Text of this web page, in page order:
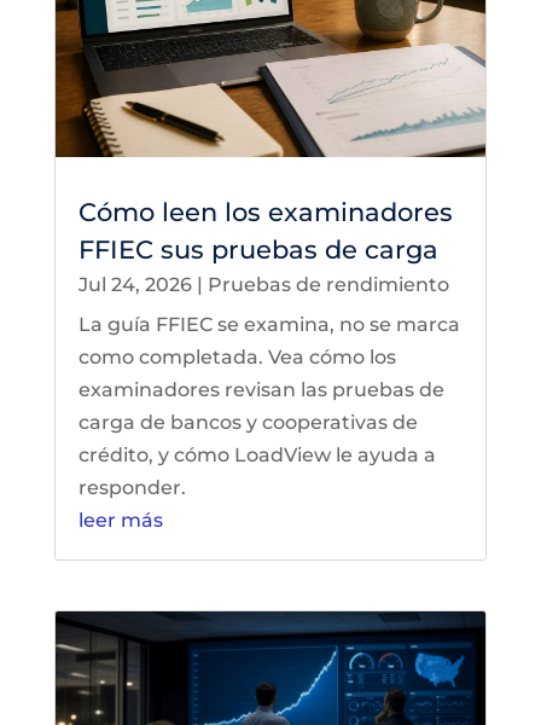
Cómo leen los examinadores
FFIEC sus pruebas de carga
Jul 24, 2026| Pruebas de rendimiento
La guía FFIEC se examina, no se marca
como completada. Vea cómo los
examinadores revisan las pruebas de
carga de bancos y cooperativas de
crédito, y cómo LoadView le ayuda a
responder.
leer más